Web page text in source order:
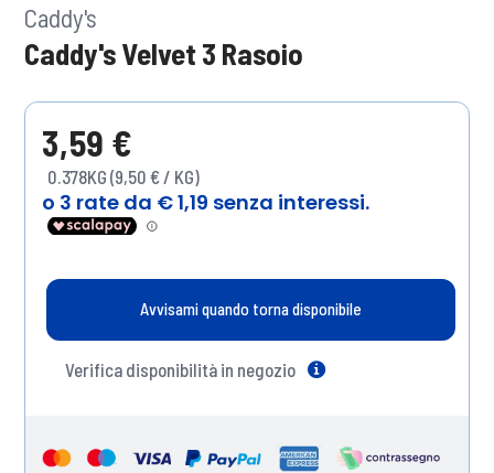
Caddy's
Caddy's Velvet 3 Rasoio
3,59 €
0.378KG (9,50 € / KG)
Avvisami quando torna disponibile
Verifica disponibilità in negozio